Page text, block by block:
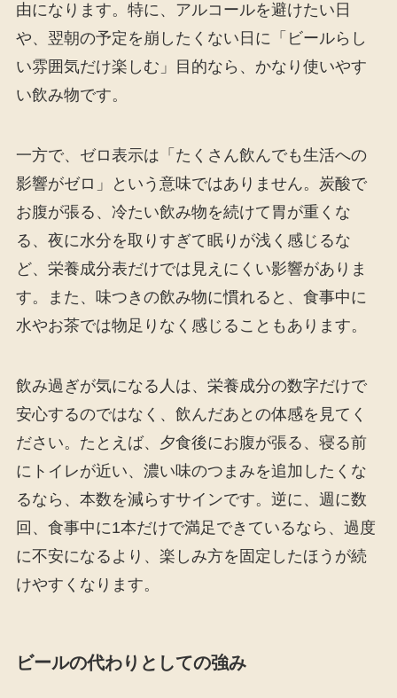
由になります。特に、アルコールを避けたい日
や、翌朝の予定を崩したくない日に「ビールらし
い雰囲気だけ楽しむ」目的なら、かなり使いやす
い飲み物です。
一方で、ゼロ表示は「たくさん飲んでも生活への
影響がゼロ」という意味ではありません。炭酸で
お腹が張る、冷たい飲み物を続けて胃が重くな
る、夜に水分を取りすぎて眠りが浅く感じるな
ど、栄養成分表だけでは見えにくい影響がありま
す。また、味つきの飲み物に慣れると、食事中に
水やお茶では物足りなく感じることもあります。
飲み過ぎが気になる人は、栄養成分の数字だけで
安心するのではなく、飲んだあとの体感を見てく
ださい。たとえば、夕食後にお腹が張る、寝る前
にトイレが近い、濃い味のつまみを追加したくな
るなら、本数を減らすサインです。逆に、週に数
回、食事中に1本だけで満足できているなら、過度
に不安になるより、楽しみ方を固定したほうが続
けやすくなります。
ビールの代わりとしての強み